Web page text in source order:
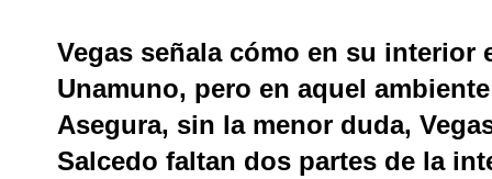
Vegas señala cómo en su interior
Unamuno, pero en aquel
Asegura, sin la menor duda,
Salcedo faltan dos partes de la